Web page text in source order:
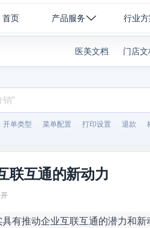
首页 产品服务 行业方
医美文档 门店文
开单类型 菜单配置 打印设置 退款
联互通的新动力
有推动企业互联互通的潜力和